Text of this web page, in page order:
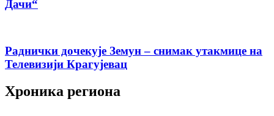
Дачи“
Раднички дочекује Земун – снимак утакмице на
Телевизији Крагујевац
Хроника региона